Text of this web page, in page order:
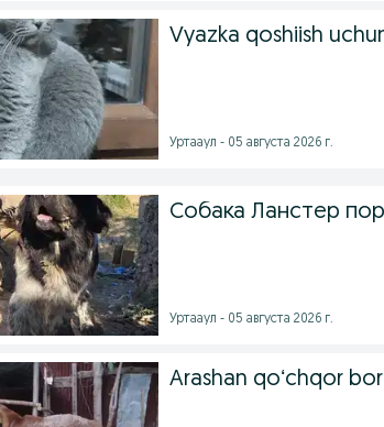
Vyazka qoshiish
Уртааул - 05 августа 2026 г.
Собака Ланстер
Уртааул - 05 августа 2026 г.
Arashan qoʻchqor